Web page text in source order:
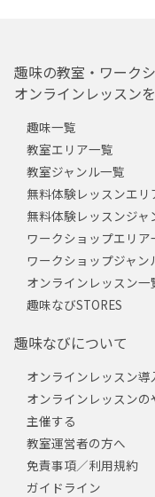
趣味の教室・ワーク
オンラインレッスン
趣味一覧
教室エリア一覧
教室ジャンル一覧
無料体験レッスンエリ
無料体験レッスンジャ
ワークショップエリア
ワークショップジャン
オンラインレッスン一
趣味なびSTORES
趣味なびについて
オンラインレッスン
オンラインレッスン
主催する
教室運営者の方へ
免責事項／利用規約
ガイドライン